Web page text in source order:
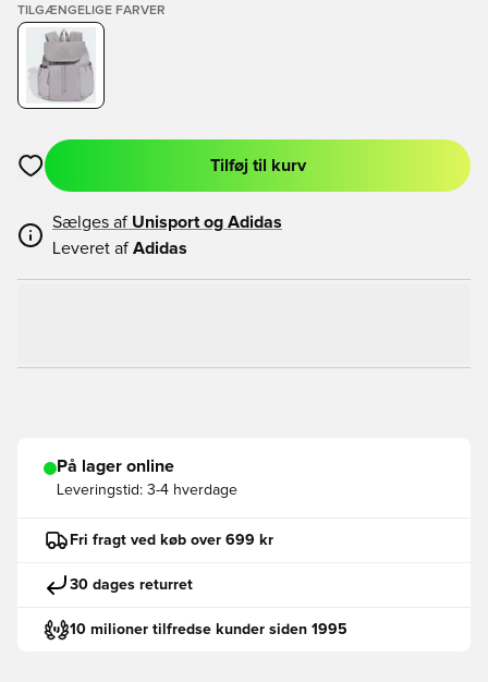
TILGÆNGELIGE FARVER
Åbner en Modal til at logge ind eller tilmelde dig som medlem
Tilføj til kurv
Sælges af Unisport og Adidas
Leveret af Adidas
På lager online
Leveringstid: 3-4 hverdage
Fri fragt ved køb over 699 kr
30 dages returret
10 milioner tilfredse kunder siden 1995